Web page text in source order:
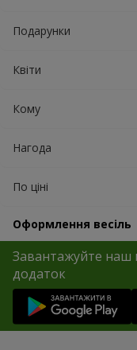
Подарунки
Квіти
Кому
Нагода
По ціні
Оформлення весіль
Завантажуйте наш
додаток